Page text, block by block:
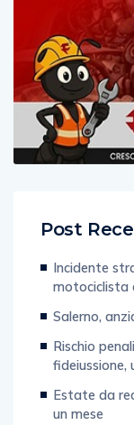
Post
Incidente
motociclista
Salerno,
Rischio
fideiussione,
Estate da
un mese